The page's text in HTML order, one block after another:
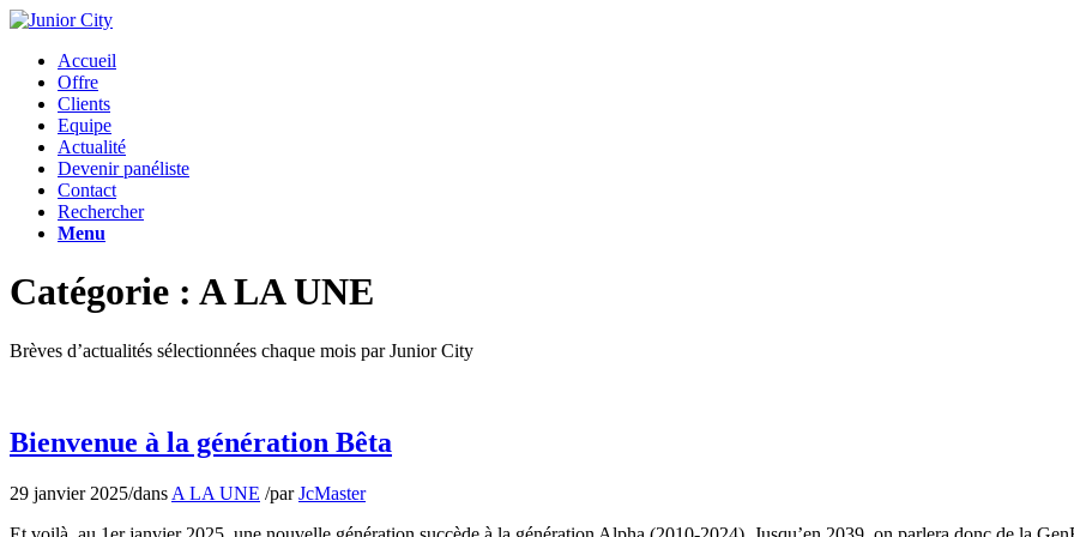
Accueil
Offre
Clients
Equipe
Actualité
Devenir panéliste
Contact
Rechercher
Menu
Catégorie : A LA UNE
Brèves d’actualités sélectionnées chaque mois par Junior City
Bienvenue à la génération Bêta
29 janvier 2025/dans A LA UNE /parJcMaster